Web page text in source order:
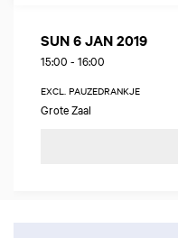
SUN 6 JAN 2019
15:00 - 16:00
EXCL. PAUZEDRANKJE
Grote Zaal